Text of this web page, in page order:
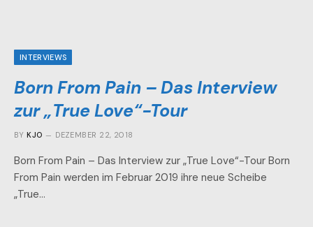
INTERVIEWS
Born From Pain – Das Interview
zur „True Love“-Tour
BY KJO DEZEMBER 22, 2018
Born From Pain – Das Interview zur „True Love“-Tour Born
From Pain werden im Februar 2019 ihre neue Scheibe
„True…